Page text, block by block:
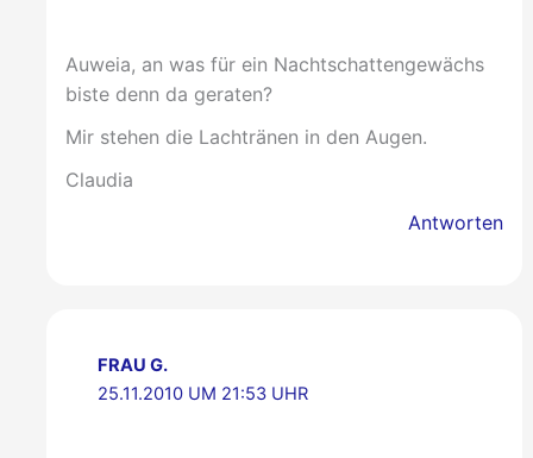
Auweia, an was für ein Nachtschattengewächs
biste denn da geraten?
Mir stehen die Lachtränen in den Augen.
Claudia
Antworten
FRAU G.
25.11.2010 UM 21:53 UHR